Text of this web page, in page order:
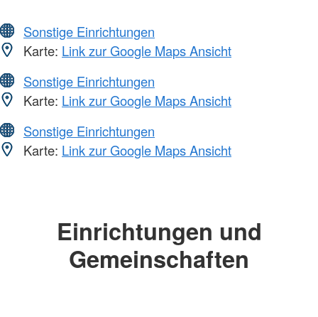
Sonstige Einrichtungen
Karte: Link zur Google Maps Ansicht
Sonstige Einrichtungen
Karte: Link zur Google Maps Ansicht
Sonstige Einrichtungen
Karte: Link zur Google Maps Ansicht
Einrichtungen und
Gemeinschaften